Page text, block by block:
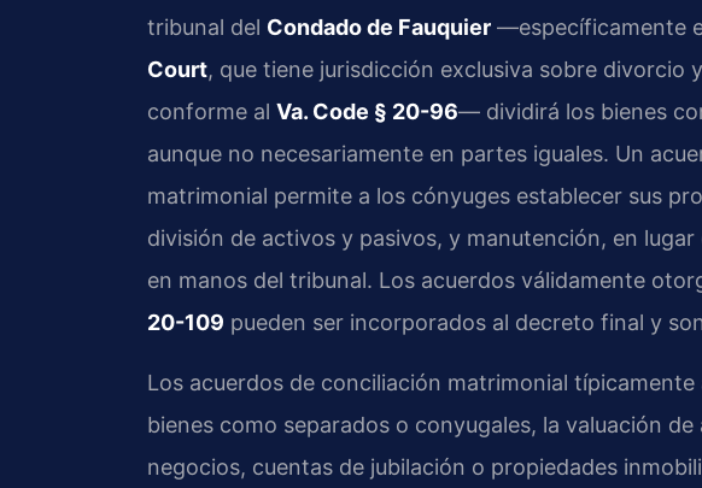
tribunal del Condado de Fauquier —específicamente
Court, que tiene jurisdicción exclusiva sobre divorcio
conforme al Va. Code § 20-96— dividirá los bienes
aunque no necesariamente en partes iguales. Un
matrimonial permite a los cónyuges establecer sus
división de activos y pasivos, y manutención, en
en manos del tribunal. Los acuerdos válidamente
20-109 pueden ser incorporados al decreto final y
Los acuerdos de conciliación matrimonial
bienes como separados o conyugales, la valuación
negocios, cuentas de jubilación o propiedades